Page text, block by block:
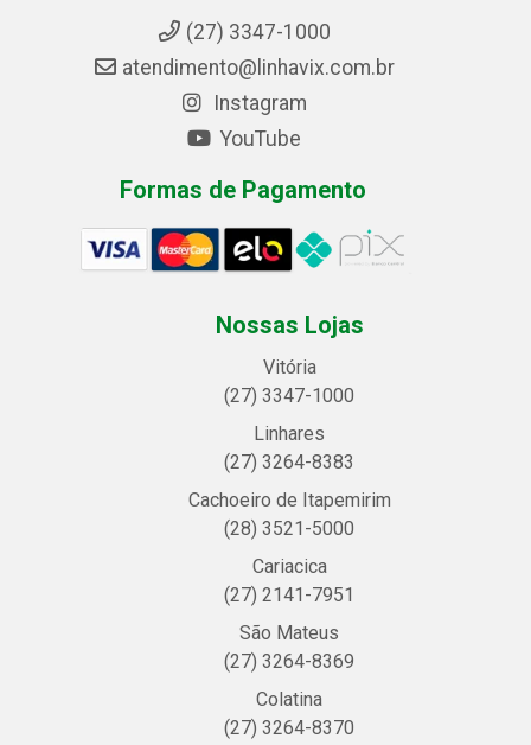
(27) 3347-1000
atendimento@linhavix.com.br
Instagram
YouTube
Formas de Pagamento
Nossas Lojas
Vitória
(27) 3347-1000
Linhares
(27) 3264-8383
Cachoeiro de Itapemirim
(28) 3521-5000
Cariacica
(27) 2141-7951
São Mateus
(27) 3264-8369
Colatina
(27) 3264-8370